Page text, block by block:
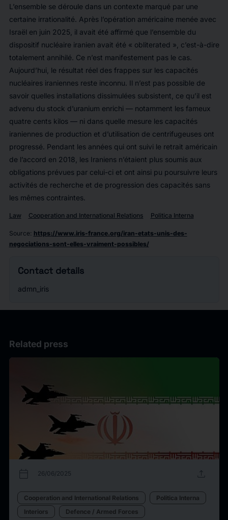
L’ensemble se déroule dans un contexte marqué par une
certaine irrationalité. Après l’opération américaine menée avec
Israël en juin 2025, il avait été affirmé que l’ensemble du
dispositif nucléaire iranien avait été « obliterated » , c’est-à-dire
totalement annihilé. Ce n’est manifestement pas le cas.
Aujourd’hui, le résultat réel des frappes sur les capacités
nucléaires iraniennes reste inconnu. Il n’est pas possible de
savoir quelles installations dissimulées subsistent, ce qu’il est
advenu du stock d’uranium enrichi — notamment les fameux
quatre cents kilos — ni dans quelle mesure les capacités
iraniennes de production et d’utilisation de centrifugeuses ont
progressé. Pendant les années qui ont suivi le retrait américain
de l’accord en 2018, les Iraniens n’étaient plus soumis aux
obligations prévues par celui-ci et ont ainsi pu poursuivre leurs
activités de recherche et de progression des capacités sans
les mêmes contraintes.
Law Cooperation and International Relations Politica Interna
Source: https://www.iris-france.org/iran-etats-unis-des-
negociations-sont-elles-vraiment-possibles/
Contact details
admn_iris
Related press
calendar_today 26/06/2025 upload
Cooperation and International Relations
Politica Interna
Interiors
Defence / Armed Forces